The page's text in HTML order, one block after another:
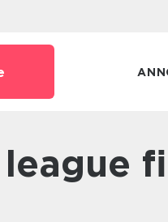
league